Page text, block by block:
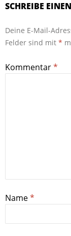
SCHREIBE
Deine E-Mail-
Felder sind mit *
Kommentar*
Name*